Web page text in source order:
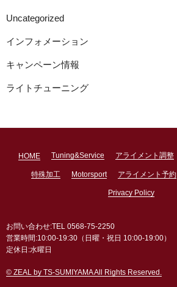
Uncategorized
インフォメーション
キャンペーン情報
ライトチューニング
HOME Tuning&Service アライメント調整
特殊加工 Motorsport アライメント予約
Privacy Policy
お問い合わせ:TEL 0568-75-2250
営業時間:10:00-19:30（日曜・祝日 10:00-19:00）
定休日:水曜日
© ZEAL by TS-SUMIYAMA All Rights Reserved.